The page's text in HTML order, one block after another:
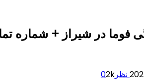
فوما در شیراز + شماره
02k